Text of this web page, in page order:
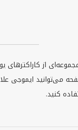
از
می‌توانید ایموجی
کنید.